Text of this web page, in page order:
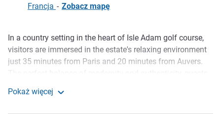
Francja - Zobacz mapę
Opis
In a country setting in the heart of Isle Adam golf course,
visitors are immersed in the estate's relaxing environment
just 35 minutes from Paris and 20 minutes from Auvers.
rooms and suites. Enjoy some sunbathing around the
Pokaż więcej